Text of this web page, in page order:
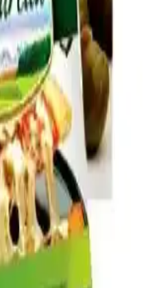
Kullanımında Su
ve Pişirme Teknikleri
su içeriği nedeniyle
peynir seçimi, ön hazırlık
Pişirme Teknikleri ve
soteleme gibi pişirme
gibi malzemelerle
tarifler ve ipuçları
ve Peynirli Hot
Yöntemleri
düşük maliyeti ve pratik
alternatif sunar. Kolay hamur
hızlıca hazırlanabilir.